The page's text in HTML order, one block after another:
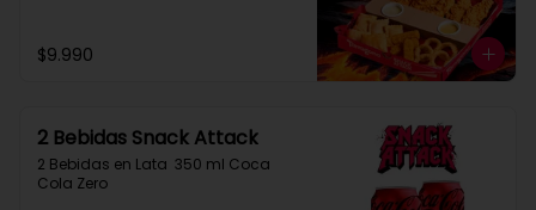
$9.990
2 Bebidas Snack Attack
2 Bebidas en Lata  350 ml Coca
Cola Zero